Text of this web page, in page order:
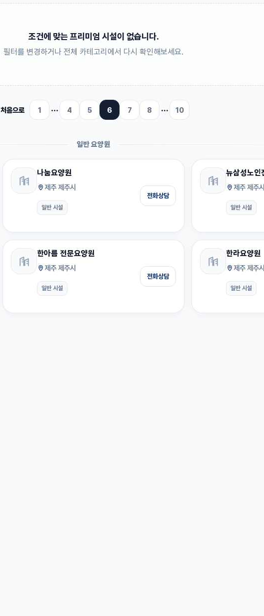
조건에 맞는 프리미엄 시설이 없습니다.
필터를 변경하거나 전체 카테고리에서 다시 확인해보세요.
처음으로 1 ··· 4 5 6 7 8 ··· 10
일반 요양원
나눔요양원
제주 제주시
일반 시설
전화상담
뉴삼성노인
제주 제주시
일반 시설
한아름 전문요양원
제주 제주시
일반 시설
전화상담
한라요양원
제주 제주시
일반 시설